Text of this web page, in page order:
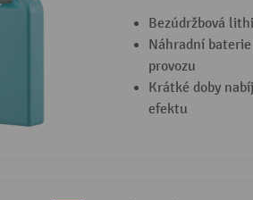
Bezúdržbová
Náhradní
provozu
Krátké doby
efektu